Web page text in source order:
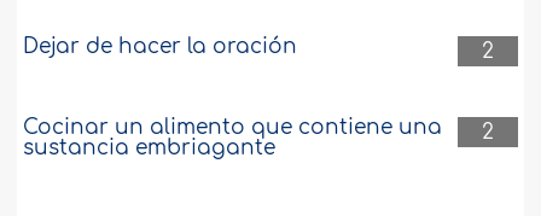
2
Dejar de hacer la oración
2
Cocinar un alimento que contiene una
sustancia embriagante